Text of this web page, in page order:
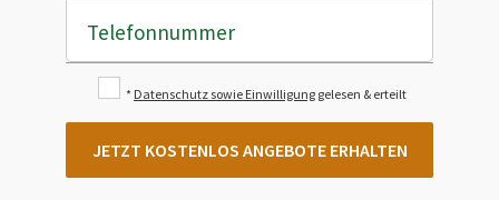
Telefonnummer
* Datenschutz sowie Einwilligung gelesen & erteilt
JETZT KOSTENLOS ANGEBOTE ERHALTEN